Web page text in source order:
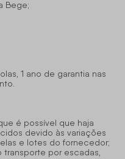
Bege;
1 ano de garantia nas
é possível que haja
devido às variações
e lotes do fornecedor;
transporte por escadas,